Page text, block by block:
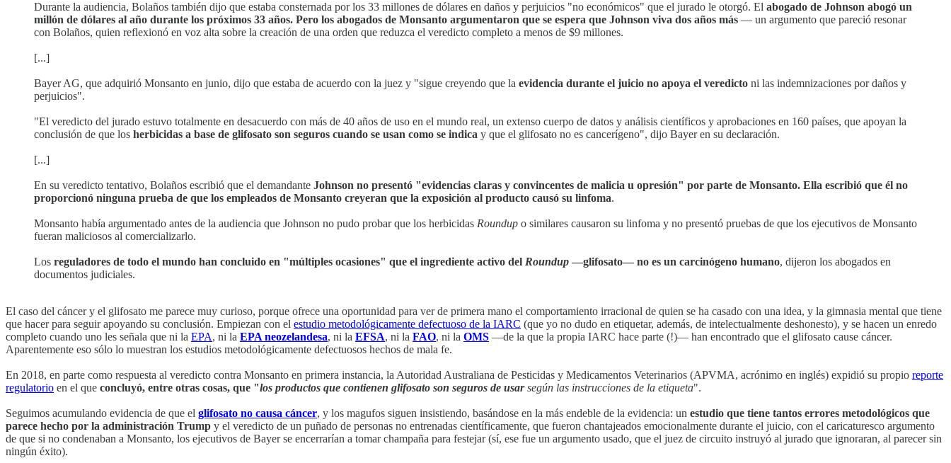
Durante la audiencia, Bolaños también dijo que estaba consternada por los 33 millones de dólares en daños y perjuicios "no económicos" que el jurado le otorgó. El abogado de Johnson abogó un
millón de dólares al año durante los próximos 33 años. Pero los abogados de Monsanto argumentaron que se espera que Johnson viva dos años más — un argumento que pareció resonar
con Bolaños, quien reflexionó en voz alta sobre la creación de una orden que reduzca el veredicto completo a menos de $9 millones.
[...]
Bayer AG, que adquirió Monsanto en junio, dijo que estaba de acuerdo con la juez y "sigue creyendo que la evidencia durante el juicio no apoya el veredicto ni las indemnizaciones por daños y
perjuicios".
"El veredicto del jurado estuvo totalmente en desacuerdo con más de 40 años de uso en el mundo real, un extenso cuerpo de datos y análisis científicos y aprobaciones en 160 países, que apoyan la
conclusión de que los herbicidas a base de glifosato son seguros cuando se usan como se indica y que el glifosato no es cancerígeno", dijo Bayer en su declaración.
[...]
En su veredicto tentativo, Bolaños escribió que el demandante Johnson no presentó "evidencias claras y convincentes de malicia u opresión" por parte de Monsanto. Ella escribió que él no
proporcionó ninguna prueba de que los empleados de Monsanto creyeran que la exposición al producto causó su linfoma.
Monsanto había argumentado antes de la audiencia que Johnson no pudo probar que los herbicidas Roundup o similares causaron su linfoma y no presentó pruebas de que los ejecutivos de Monsanto
fueran maliciosos al comercializarlo.
Los reguladores de todo el mundo han concluido en "múltiples ocasiones" que el ingrediente activo del Roundup —glifosato— no es un carcinógeno humano, dijeron los abogados en
documentos judiciales.
El caso del cáncer y el glifosato me parece muy curioso, porque ofrece una oportunidad para ver de primera mano el comportamiento irracional de quien se ha casado con una idea, y la gimnasia mental que tiene
que hacer para seguir apoyando su conclusión. Empiezan con el estudio metodológicamente defectuoso de la IARC (que yo no dudo en etiquetar, además, de intelectualmente deshonesto), y se hacen un enredo
completo cuando uno les señala que ni la EPA, ni la EPA neozelandesa, ni la EFSA, ni la FAO, ni la OMS —de la que la propia IARC hace parte (!)— han encontrado que el glifosato cause cáncer.
Aparentemente eso sólo lo muestran los estudios metodológicamente defectuosos hechos de mala fe.
En 2018, en parte como respuesta al veredicto contra Monsanto en primera instancia, la Autoridad Australiana de Pesticidas y Medicamentos Veterinarios (APVMA, acrónimo en inglés) expidió su propio reporte
regulatorio en el que concluyó, entre otras cosas, que "los productos que contienen glifosato son seguros de usarsegún las instrucciones de la etiqueta".
Seguimos acumulando evidencia de que el glifosato no causa cáncer, y los magufos siguen insistiendo, basándose en la más endeble de la evidencia: un estudio que tiene tantos errores metodológicos que
parece hecho por la administración Trump y el veredicto de un puñado de personas no entrenadas científicamente, que fueron chantajeados emocionalmente durante el juicio, con el caricaturesco argumento
de que si no condenaban a Monsanto, los ejecutivos de Bayer se encerrarían a tomar champaña para festejar (sí, ese fue un argumento usado, que el juez de circuito instruyó al jurado que ignoraran, al parecer sin
ningún éxito).